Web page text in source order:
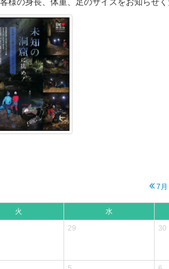
7月
火 水
29 30